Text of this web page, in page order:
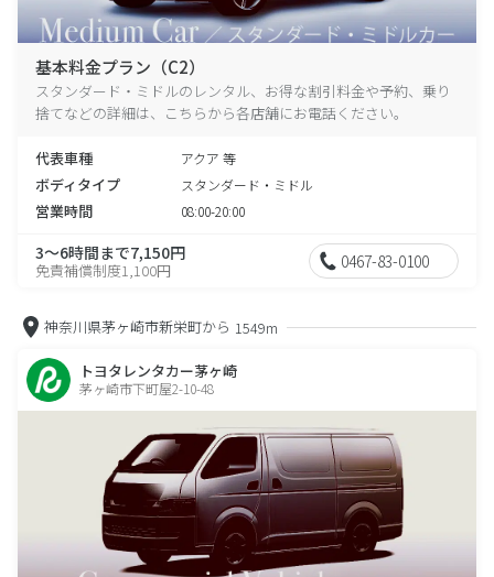
基本料金プラン（C2）
スタンダード・ミドルのレンタル、お得な割引料金や予約、乗り
捨てなどの詳細は、こちらから各店舗にお電話ください。
代表車種 アクア 等
ボディタイプ スタンダード・ミドル
営業時間 08:00-20:00
3～6時間まで7,150円
免責補償制度1,100円 0467-83-0100
神奈川県茅ヶ崎市新栄町から 1549m
トヨタレンタカー茅ヶ崎
茅ヶ崎市下町屋2-10-48